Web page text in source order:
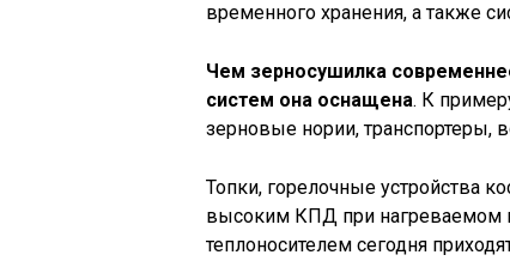
временного хранения, а также
Чем зерносушилка
систем она оснащена. К
зерновые нории, транспортеры,
Топки, горелочные устройства
высоким КПД при нагреваемом
теплоносителем сегодня